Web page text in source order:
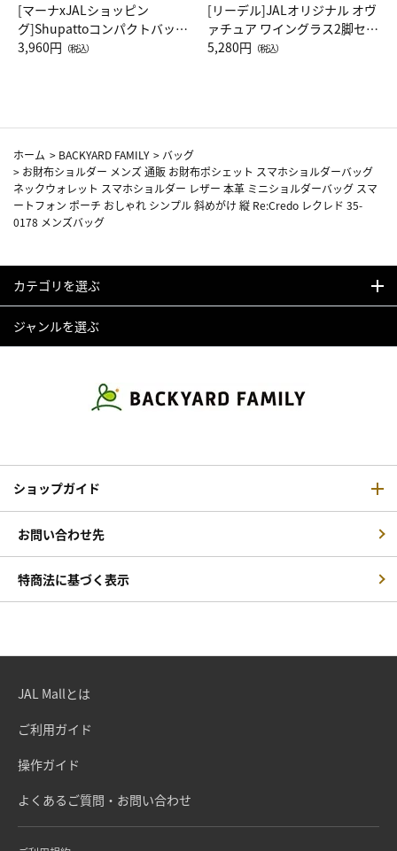
[マーナxJALショッピン
グ]Shupattoコンパクトバッグ
Drop JAL客室乗務員（LC）ス
3,960円 （税込）
[リーデル]JALオリジナル オヴ
ァチュア ワイングラス2脚セッ
ト（レッドワイン）
5,280円 （税込）
ホーム > BACKYARD FAMILY > バッグ
> お財布ショルダー メンズ 通販 お財布ポシェット スマホショルダーバッグ
ネックウォレット スマホショルダー レザー 本革 ミニショルダーバッグ スマ
ートフォン ポーチ おしゃれ シンプル 斜めがけ 縦 Re:Credo レクレド 35-
0178 メンズバッグ
カテゴリを選ぶ
ジャンルを選ぶ
ショップガイド
お問い合わせ先
特商法に基づく表示
JAL Mallとは
ご利用ガイド
操作ガイド
よくあるご質問・お問い合わせ